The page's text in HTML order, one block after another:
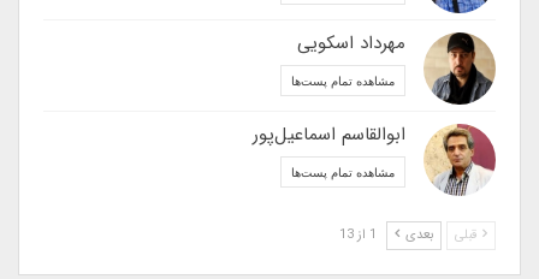
مهرداد اسکویی
مشاهده تمام پست‌ها
ابوالقاسم اسماعیل‌پور
مشاهده تمام پست‌ها
قبلی بعدی